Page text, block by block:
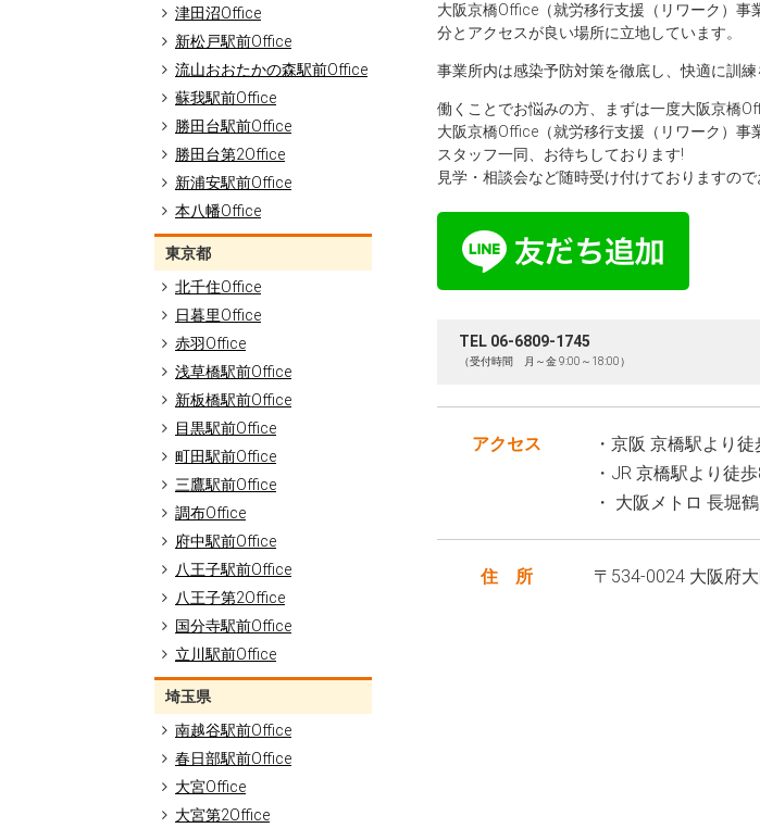
大阪京橋Office（就労移行支援（リワーク）
分とアクセスが良い場所に立地しています。
事業所内は感染予防対策を徹底し、快適に訓
働くことでお悩みの方、まずは一度大阪京橋
大阪京橋Office（就労移行支援（リワーク）事
スタッフ一同、お待ちしております!
見学・相談会など随時受け付けておりますの
TEL 06-6809-1745
（受付時間 月～金 9:00～18:00）
アクセス
・京阪 京橋駅より徒
・JR 京橋駅より徒
・ 大阪メトロ 長堀
住 所 〒534-0024 大阪府
津田沼Office
新松戸駅前Office
流山おおたかの森駅前Office
蘇我駅前Office
勝田台駅前Office
勝田台第2Office
新浦安駅前Office
本八幡Office
東京都
北千住Office
日暮里Office
赤羽Office
浅草橋駅前Office
新板橋駅前Office
目黒駅前Office
町田駅前Office
三鷹駅前Office
調布Office
府中駅前Office
八王子駅前Office
八王子第2Office
国分寺駅前Office
立川駅前Office
埼玉県
南越谷駅前Office
春日部駅前Office
大宮Office
大宮第2Office